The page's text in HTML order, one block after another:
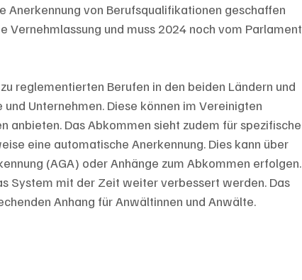
Anerkennung von Berufsqualifikationen geschaffen
Vernehmlassung und muss 2024 noch vom Parlament
reglementierten Berufen in den beiden Ländern und
Unternehmen. Diese können im Vereinigten
anbieten. Das Abkommen sieht zudem für spezifische
eine automatische Anerkennung. Dies kann über
(AGA) oder Anhänge zum Abkommen erfolgen.
System mit der Zeit weiter verbessert werden. Das
Anhang für Anwältinnen und Anwälte.